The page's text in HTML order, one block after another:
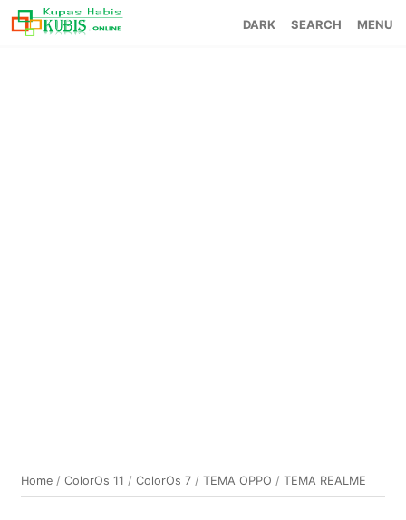
SEARCH MENU
Home /ColorOs 11 /ColorOs 7 /TEMA OPPO /TEMA REALME